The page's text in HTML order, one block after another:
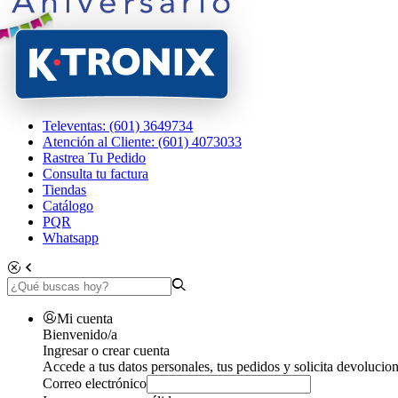
Televentas: (601) 3649734
Atención al Cliente: (601) 4073033
Rastrea Tu Pedido
Consulta tu factura
Tiendas
Catálogo
PQR
Whatsapp
Mi cuenta
Bienvenido/a
Ingresar o crear cuenta
Accede a tus datos personales, tus pedidos y solicita
Correo electrónico